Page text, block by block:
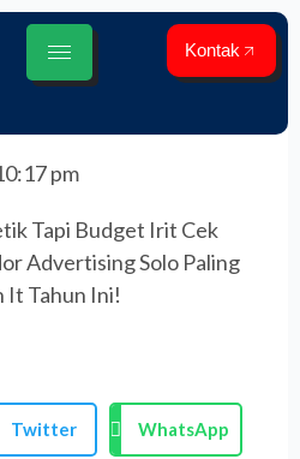
Kontak
pm
Twitter WhatsApp